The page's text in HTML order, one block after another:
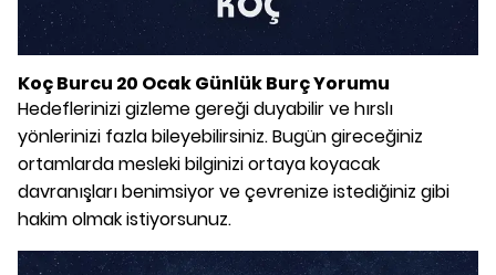
Koç Burcu 20 Ocak Günlük Burç Yorumu
Hedeflerinizi gizleme gereği duyabilir ve hırslı
yönlerinizi fazla bileyebilirsiniz. Bugün gireceğiniz
ortamlarda mesleki bilginizi ortaya koyacak
davranışları benimsiyor ve çevrenize istediğiniz gibi
hakim olmak istiyorsunuz.